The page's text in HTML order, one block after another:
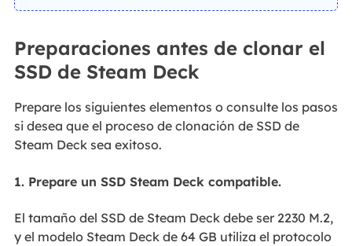
Preparaciones antes de clonar el
SSD de Steam Deck
Prepare los siguientes elementos o consulte los pasos
si desea que el proceso de clonación de SSD de
Steam Deck sea exitoso.
1. Prepare un SSD Steam Deck compatible.
El tamaño del SSD de Steam Deck debe ser 2230 M.2,
y el modelo Steam Deck de 64 GB utiliza el protocolo